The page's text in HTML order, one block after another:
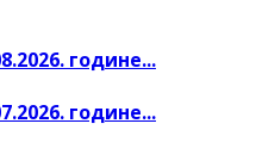
године...
године...